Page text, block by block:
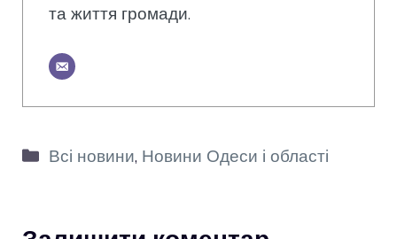
та життя громади.
Категорії
Всі новини, Новини Одеси і області